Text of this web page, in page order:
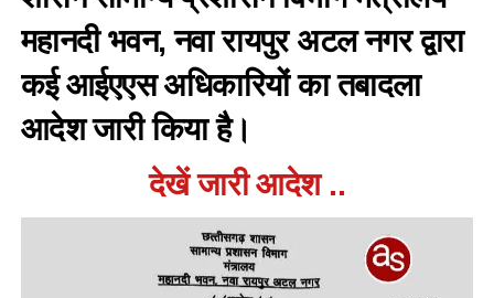
महानदी भवन, नवा रायपुर अटल नगर द्वारा
कई आईएएस अधिकारियों का तबादला
आदेश जारी किया है।
देखें जारी आदेश ..